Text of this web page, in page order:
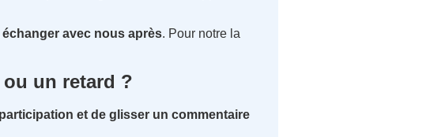
avec nous après. Pour notre la
un retard ?
et de glisser un commentaire